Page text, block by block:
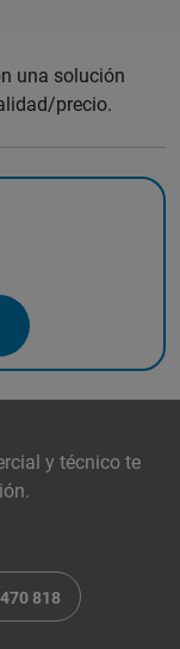
una solución
precio.
y técnico te
818